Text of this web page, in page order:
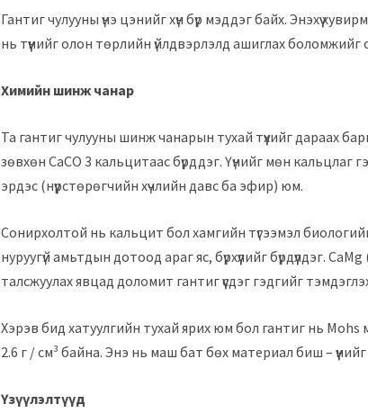
Гантиг чулууны үнэ цэнийг хүн бүр мэддэг байх. Энэхүү
нь түүнийг олон төрлийн үйлдвэрлэлд ашиглах боломжийг
Химийн шинж чанар
Та гантиг чулууны шинж чанарын тухай түүхийг дараах
зөвхөн CaCO 3 кальцитаас бүрддэг. Үүнийг мөн кальцлаг
эрдэс (нүүрстөрөгчийн хүчлийн давс ба эфир) юм.
Сонирхолтой нь кальцит бол хамгийн түгээмэл
нуруугүй амьтдын дотоод араг яс, бүрхүүлийг бүрдүүлдэг.
талсжуулах явцад доломит гантиг үүсдэг гэдгийг
Хэрэв бид хатуулгийн тухай ярих юм бол гантиг нь
2.6 г / см³ байна. Энэ нь маш бат бөх материал биш –
Үзүүлэлтүүд